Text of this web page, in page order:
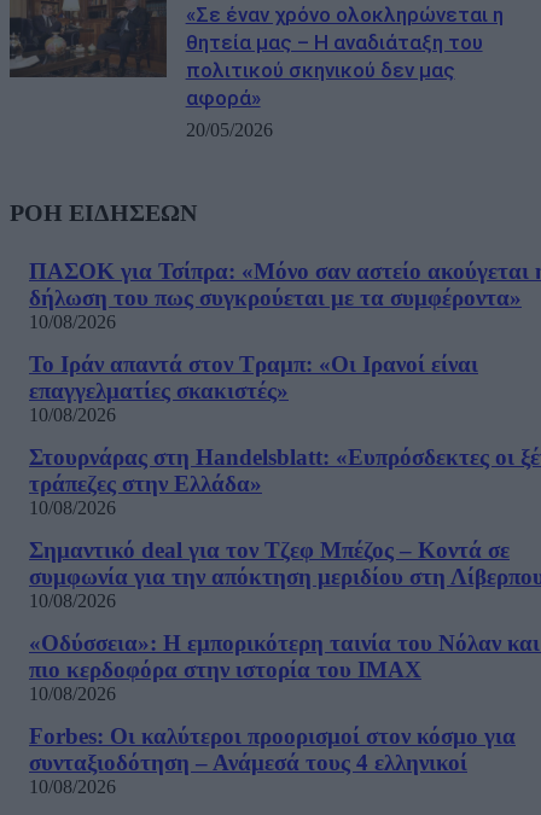
«Σε έναν χρόνο ολοκληρώνεται η
θητεία μας – Η αναδιάταξη του
πολιτικού σκηνικού δεν μας
αφορά»
20/05/2026
ΡΟΗ ΕΙΔΗΣΕΩΝ
ΠΑΣΟΚ για Τσίπρα: «Μόνο σαν αστείο ακούγεται
δήλωση του πως συγκρούεται με τα συμφέροντα»
10/08/2026
Το Ιράν απαντά στον Τραμπ: «Οι Ιρανοί είναι
επαγγελματίες σκακιστές»
10/08/2026
Στουρνάρας στη Handelsblatt: «Ευπρόσδεκτες οι
τράπεζες στην Ελλάδα»
10/08/2026
Σημαντικό deal για τον Τζεφ Μπέζος – Κοντά σε
συμφωνία για την απόκτηση μεριδίου στη
10/08/2026
«Οδύσσεια»: Η εμπορικότερη ταινία του Νόλαν
πιο κερδοφόρα στην ιστορία του IMAX
10/08/2026
Forbes: Οι καλύτεροι προορισμοί στον κόσμο για
συνταξιοδότηση – Ανάμεσά τους 4 ελληνικοί
10/08/2026